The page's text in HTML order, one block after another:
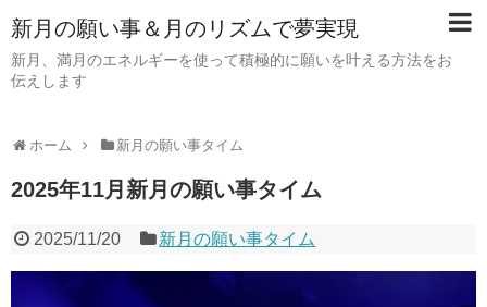
新月の願い事＆月のリズムで夢実現
新月、満月のエネルギーを使って積極的に願いを叶える方法をお
伝えします
ホーム 新月の願い事タイム
2025年11月新月の願い事タイム
2025/11/20 新月の願い事タイム